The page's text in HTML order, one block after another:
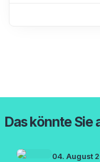
Das könnte
04. August